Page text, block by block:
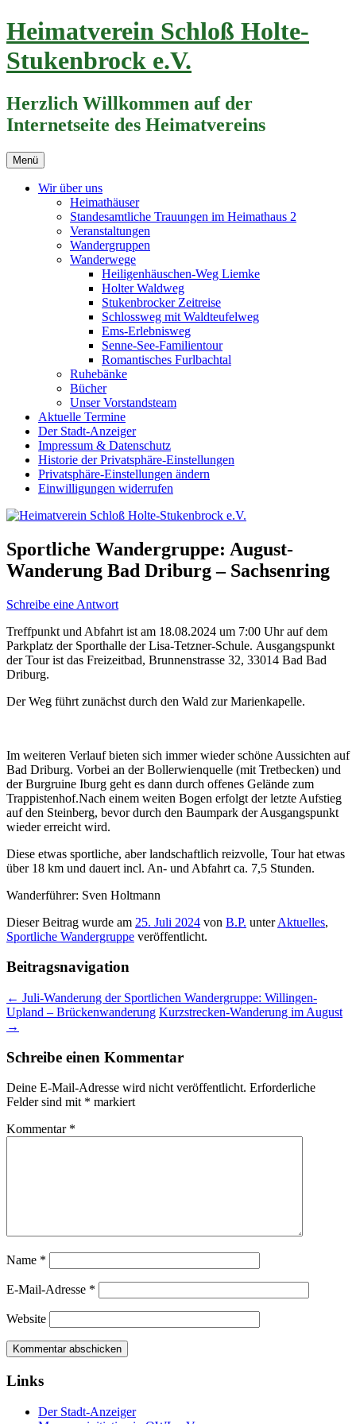
Zum
Inhalt
springen
Heimatverein Schloß Holte-
Stukenbrock e.V.
Herzlich Willkommen auf der
Internetseite des Heimatvereins
Menü
Wir über uns
Heimathäuser
Standesamtliche Trauungen im Heimathaus 2
Veranstaltungen
Wandergruppen
Wanderwege
Heiligenhäuschen-Weg Liemke
Holter Waldweg
Stukenbrocker Zeitreise
Schlossweg mit Waldteufelweg
Ems-Erlebnisweg
Senne-See-Familientour
Romantisches Furlbachtal
Ruhebänke
Bücher
Unser Vorstandsteam
Aktuelle Termine
Der Stadt-Anzeiger
Impressum & Datenschutz
Historie der Privatsphäre-Einstellungen
Privatsphäre-Einstellungen ändern
Einwilligungen widerrufen
Sportliche Wandergruppe: August-
Wanderung Bad Driburg – Sachsenring
Schreibe eine Antwort
Treffpunkt und Abfahrt ist am 18.08.2024 um 7:00 Uhr auf dem
Parkplatz der Sporthalle der Lisa-Tetzner-Schule. Ausgangspunkt
der Tour ist das Freizeitbad, Brunnenstrasse 32, 33014 Bad Bad
Driburg.
Der Weg führt zunächst durch den Wald zur Marienkapelle.
Im weiteren Verlauf bieten sich immer wieder schöne Aussichten auf
Bad Driburg. Vorbei an der Bollerwienquelle (mit Tretbecken) und
der Burgruine Iburg geht es dann durch offenes Gelände zum
Trappistenhof.Nach einem weiten Bogen erfolgt der letzte Aufstieg
auf den Steinberg, bevor durch den Baumpark der Ausgangspunkt
wieder erreicht wird.
Diese etwas sportliche, aber landschaftlich reizvolle, Tour hat etwas
über 18 km und dauert incl. An- und Abfahrt ca. 7,5 Stunden.
Wanderführer: Sven Holtmann
Dieser Beitrag wurde am 25. Juli 2024 von B.P. unterAktuelles,
Sportliche Wandergruppe veröffentlicht.
Beitragsnavigation
← Juli-Wanderung der Sportlichen Wandergruppe: Willingen-
Upland – Brückenwanderung Kurzstrecken-Wanderung im August
→
Schreibe einen Kommentar
Deine E-Mail-Adresse wird nicht veröffentlicht. Erforderliche
Felder sind mit * markiert
Kommentar *
Name *
E-Mail-Adresse *
Website
Links
Der Stadt-Anzeiger